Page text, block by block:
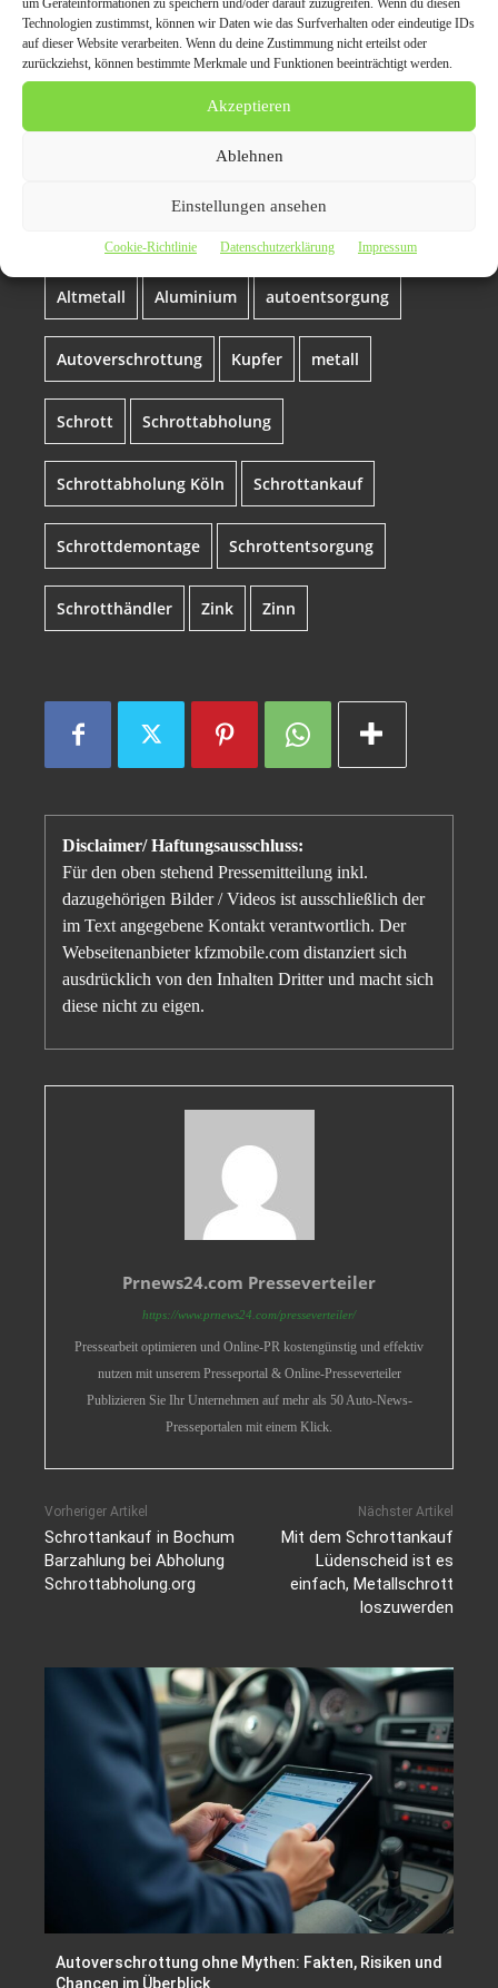
Technologien zustimmst, können wir Daten wie das Surfverhalten oder eindeutige IDs
auf dieser Website verarbeiten. Wenn du deine Zustimmung nicht erteilst oder
zurückziehst, können bestimmte Merkmale und Funktionen beeinträchtigt werden.
Akzeptieren
Ablehnen
Einstellungen ansehen
Cookie-Richtlinie Datenschutzerklärung Impressum
Themen zum Beitrag
Schrottabholung in Köln:
Metall aller Art abholen
Schrottabholung.org
Altmetall Aluminium autoentsorgung
Autoverschrottung Kupfer metall
Schrott Schrottabholung
Schrottabholung Köln Schrottankauf
Schrottdemontage Schrottentsorgung
Schrotthändler Zink Zinn
Disclaimer/ Haftungsausschluss:
Für den oben stehend Pressemitteilung inkl.
dazugehörigen Bilder / Videos ist ausschließlich der
im Text angegebene Kontakt verantwortlich. Der
Webseitenanbieter kfzmobile.com distanziert sich
ausdrücklich von den Inhalten Dritter und macht sich
diese nicht zu eigen.
Prnews24.com Presseverteiler
https://www.prnews24.com/presseverteiler/
Pressearbeit optimieren und Online-PR kostengünstig und effektiv
nutzen mit unserem Presseportal & Online-Presseverteiler
Publizieren Sie Ihr Unternehmen auf mehr als 50 Auto-News-
Presseportalen mit einem Klick.
Vorheriger Artikel
Schrottankauf in Bochum
Barzahlung bei Abholung
Schrottabholung.org
Nächster Artikel
Mit dem Schrottankauf
Lüdenscheid ist es
einfach, Metallschrott
loszuwerden
Autoverschrottung ohne Mythen: Fakten, Risiken und
Chancen im Überblick